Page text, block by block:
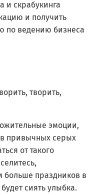
и скрабукинга
и получить
по ведению бизнеса
творить,
эмоции,
в привычных серых
от такого
больше праздников в
сиять улыбка.